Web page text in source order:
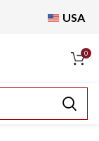
USA
0